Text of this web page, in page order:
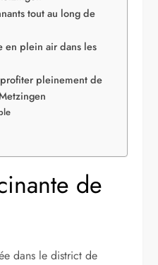
tout au long de
en plein air dans les
pleinement de
de
dans le district de